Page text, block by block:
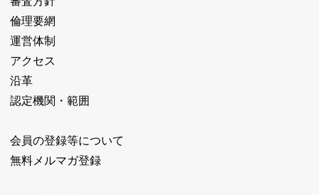
倫理要網
運営体制
アクセス
沿革
認定機関・範囲
会員の登録等について
無料メルマガ登録